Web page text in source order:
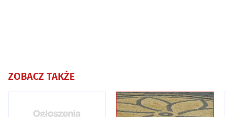
ZOBACZ TAKŻE